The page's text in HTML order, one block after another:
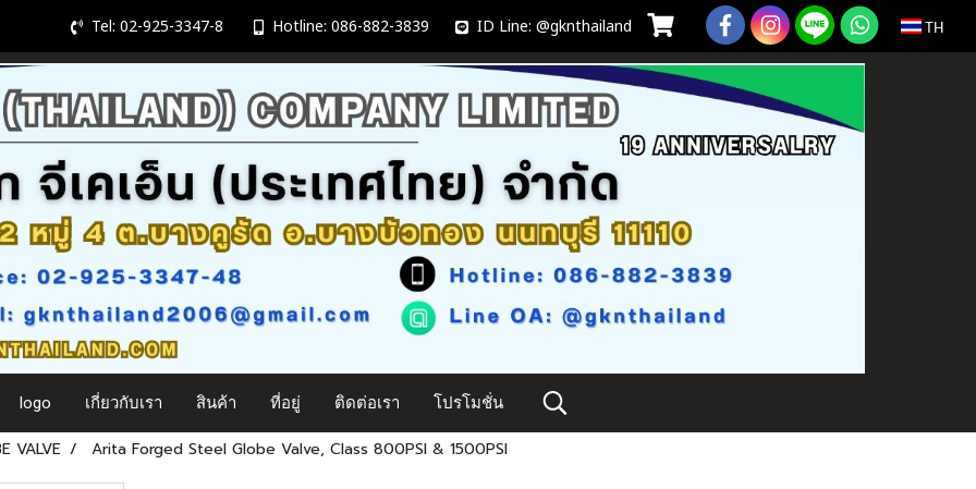
Tel: 02-925-3347-8 Hotline: 086-882-3839 ID Line: @gknthailand TH
logo เกี่ยวกับเรา สินค้า ที่อยู่ ติดต่อเรา โปรโมชั่น
VALVE Arita Forged Steel Globe Valve, Class 800PSI & 1500PSI